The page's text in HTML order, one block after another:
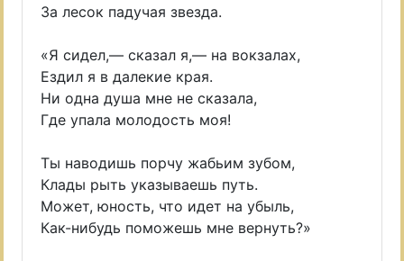
За лесок падучая звезда.
«Я сидел,— сказал я,— на вокзалах,
Ездил я в далекие края.
Ни одна душа мне не сказала,
Где упала молодость моя!
Ты наводишь порчу жабьим зубом,
Клады рыть указываешь путь.
Может, юность, что идет на убыль,
Как-нибудь поможешь мне вернуть?»